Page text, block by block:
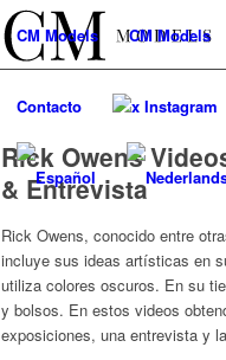
CMModels CMModels
Contacto x Instagram
Rick Owens
& Entrevista
Rick Owens, conocido entre
incluye sus ideas artísticas en
utiliza colores oscuros. En su
y bolsos. En estos videos
exposiciones, una entrevista y